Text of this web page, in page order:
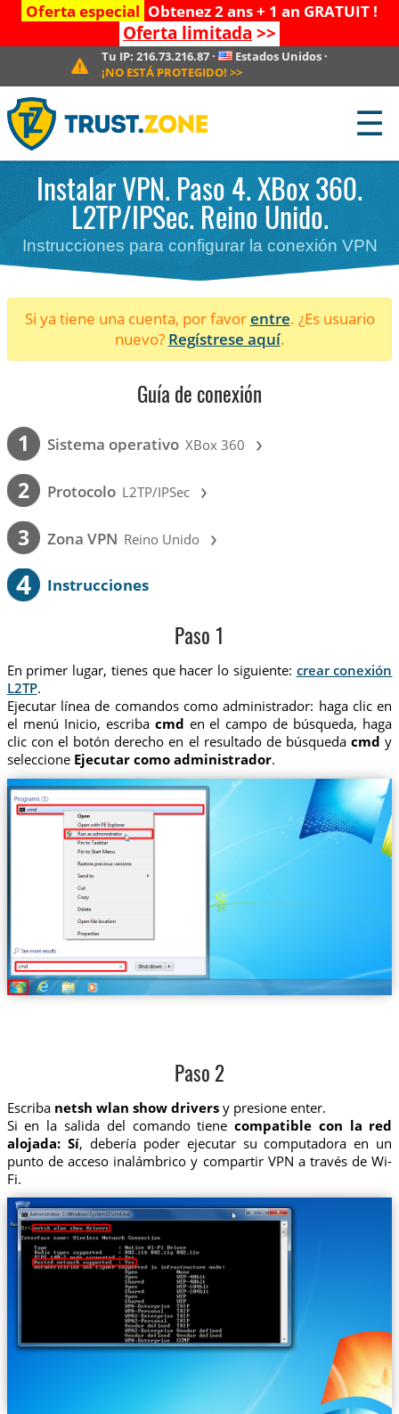
Oferta especial Obtenez 2 ans + 1 an GRATUIT !
Oferta limitada >>
Tu IP:216.73.216.87 · Estados Unidos·
¡NO ESTÁ PROTEGIDO! >>
☰
Instalar VPN. Paso 4. XBox 360.
L2TP/IPSec. Reino Unido.
Instrucciones para configurar la conexión VPN
Si ya tiene una cuenta, por favorentre. ¿Es usuario
nuevo? Regístrese aquí.
Guía de conexión
1 Sistema operativo XBox 360 ›
2 Protocolo L2TP/IPSec ›
3 Zona VPN Reino Unido ›
4 Instrucciones
Paso 1
En primer lugar, tienes que hacer lo siguiente: crear conexión
L2TP.
Ejecutar línea de comandos como administrador: haga clic en
el menú Inicio, escriba cmd en el campo de búsqueda, haga
clic con el botón derecho en el resultado de búsquedacmd y
seleccione Ejecutar como administrador.
Paso 2
Escriba netsh wlan show driversy presione enter.
Si en la salida del comando tienecompatible con la red
alojada: Sí, debería poder ejecutar su computadora en un
punto de acceso inalámbrico y compartir VPN a través de Wi-
Fi.